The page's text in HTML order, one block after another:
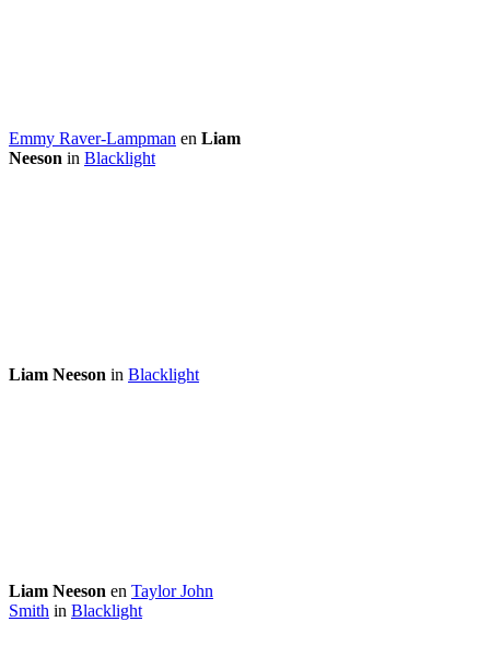
Emmy Raver-Lampman en Liam
Neeson in Blacklight
Liam Neeson in Blacklight
Liam Neeson en Taylor John
Smith in Blacklight